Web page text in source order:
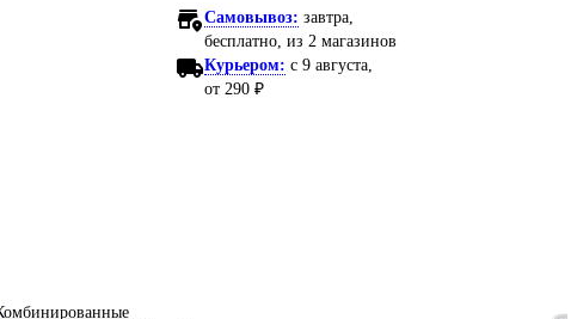
Самовывоз: завтра,
бесплатно , из 2 магазинов
Курьером: c 9 августа,
от 290 ₽